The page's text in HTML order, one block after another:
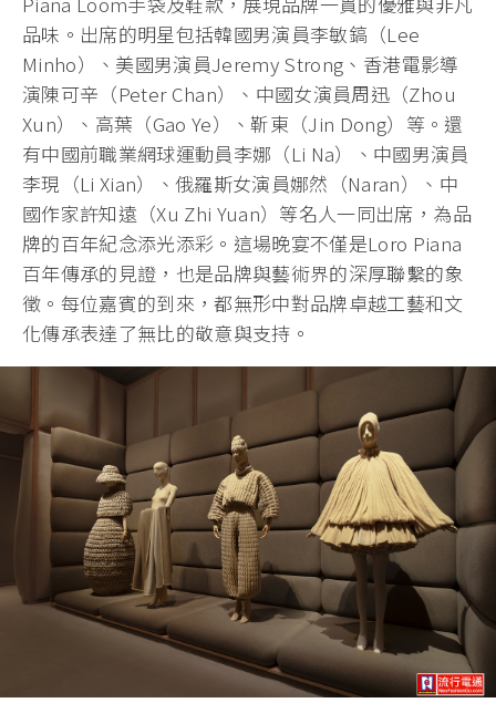
品味。出席的明星包括韓國男演員李敏鎬（Lee
Minho）、美國男演員Jeremy Strong、香港電影導
演陳可辛（Peter Chan）、中國女演員周迅（Zhou
Xun）、高葉（Gao Ye）、靳東（Jin Dong）等。還
有中國前職業網球運動員李娜（Li Na）、中國男演員
李現（Li Xian）、俄羅斯女演員娜然（Naran）、中
國作家許知遠（Xu Zhi Yuan）等名人一同出席，為品
牌的百年紀念添光添彩。這場晚宴不僅是Loro Piana
百年傳承的見證，也是品牌與藝術界的深厚聯繫的象
徵。每位嘉賓的到來，都無形中對品牌卓越工藝和文
化傳承表達了無比的敬意與支持。